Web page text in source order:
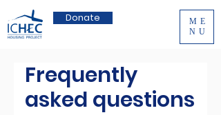
Donate
ME
NU
Frequently
asked questions